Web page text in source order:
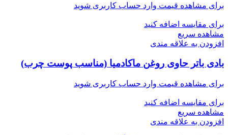
برای مشاهده قیمت وارد حساب کاربری شوید
برای مقایسه اضافه کنید
مشاهده سریع
افزودن به علاقه مندی
بادی باتر حاوی روغن ماکادمیا (مناسب پوست چرب)
برای مشاهده قیمت وارد حساب کاربری شوید
برای مقایسه اضافه کنید
مشاهده سریع
افزودن به علاقه مندی